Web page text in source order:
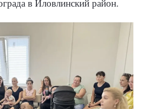
в Иловлинский район.